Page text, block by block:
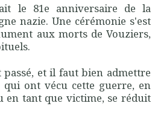
le 81e anniversaire de la
nazie. Une cérémonie s'est
aux morts de Vouziers,
passé, et il faut bien admettre
ont vécu cette guerre, en
en tant que victime, se réduit